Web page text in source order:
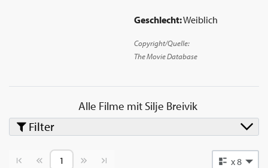
Geschlecht:Weiblich
Copyright/Quelle:
The Movie Database
Alle Filme mitSilje Breivik
Vorherige SeiteNächste Seite x 8
Filter